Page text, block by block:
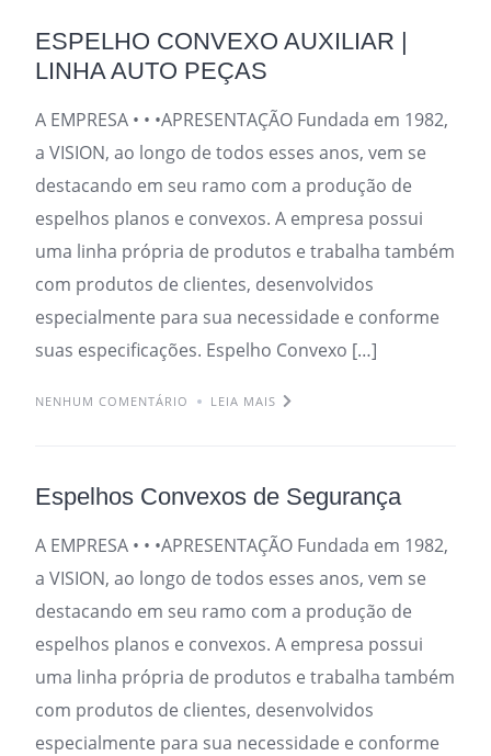
ESPELHO CONVEXO AUXILIAR |
LINHA AUTO PEÇAS
A EMPRESA • • •APRESENTAÇÃO Fundada em 1982,
a VISION, ao longo de todos esses anos, vem se
destacando em seu ramo com a produção de
espelhos planos e convexos. A empresa possui
uma linha própria de produtos e trabalha também
com produtos de clientes, desenvolvidos
especialmente para sua necessidade e conforme
suas especificações. Espelho Convexo […]
NENHUM COMENTÁRIO LEIA MAIS
Espelhos Convexos de Segurança
A EMPRESA • • •APRESENTAÇÃO Fundada em 1982,
a VISION, ao longo de todos esses anos, vem se
destacando em seu ramo com a produção de
espelhos planos e convexos. A empresa possui
uma linha própria de produtos e trabalha também
com produtos de clientes, desenvolvidos
especialmente para sua necessidade e conforme